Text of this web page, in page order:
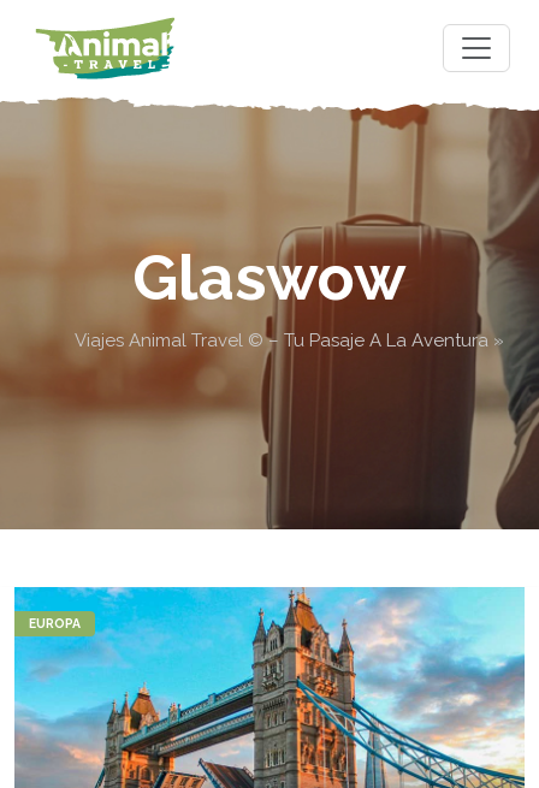
Glaswow
Viajes Animal Travel © – Tu Pasaje A La Aventura »
EUROPA